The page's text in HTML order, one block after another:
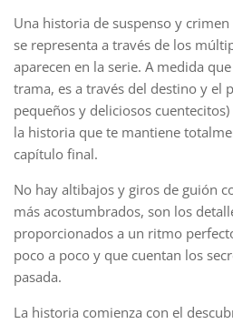
Una historia de suspenso y
se representa a través de los
aparecen en la serie. A medida
trama, es a través del destino y el
pequeños y deliciosos
la historia que te mantiene
capítulo final.
No hay altibajos y giros de guión
más acostumbrados, son los
proporcionados a un ritmo
poco a poco y que cuentan los
pasada.
La historia comienza con el